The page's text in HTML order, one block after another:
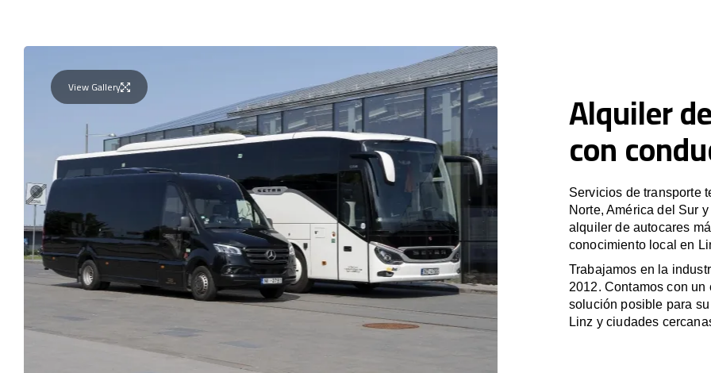
View Gallery Alquiler
con
Servicios de transporte
Norte, América del Sur
alquiler de autocares
conocimiento local en
Trabajamos en la
2012. Contamos con
solución posible para
Linz y ciudades